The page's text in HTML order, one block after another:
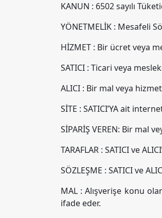
KANUN : 6502 sayılı
YÖNETMELİK : Mesafeli
HİZMET : Bir ücret veya
SATICI : Ticari veya
ALICI : Bir mal veya
SİTE : SATICI’YA ait
SİPARİŞ VEREN: Bir mal
TARAFLAR : SATICI ve
SÖZLEŞME : SATICI ve
MAL : Alışverişe konu
ifade eder.